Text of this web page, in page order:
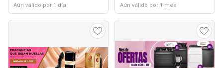
Aún válido por 1 día Aún válido por 1 mes